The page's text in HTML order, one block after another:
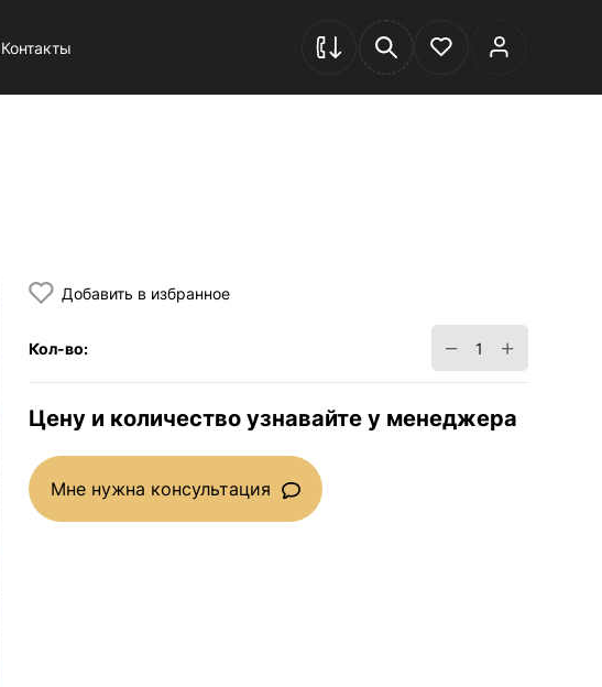
Контакты
Добавить в избранное
Кол-во: − +
Цену и количество узнавайте у менеджера
Мне нужна консультация